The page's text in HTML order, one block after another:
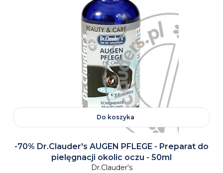
Do koszyka
-70% Dr.Clauder's AUGEN PFLEGE - Preparat do
pielęgnacji okolic oczu - 50ml
Dr.Clauder's